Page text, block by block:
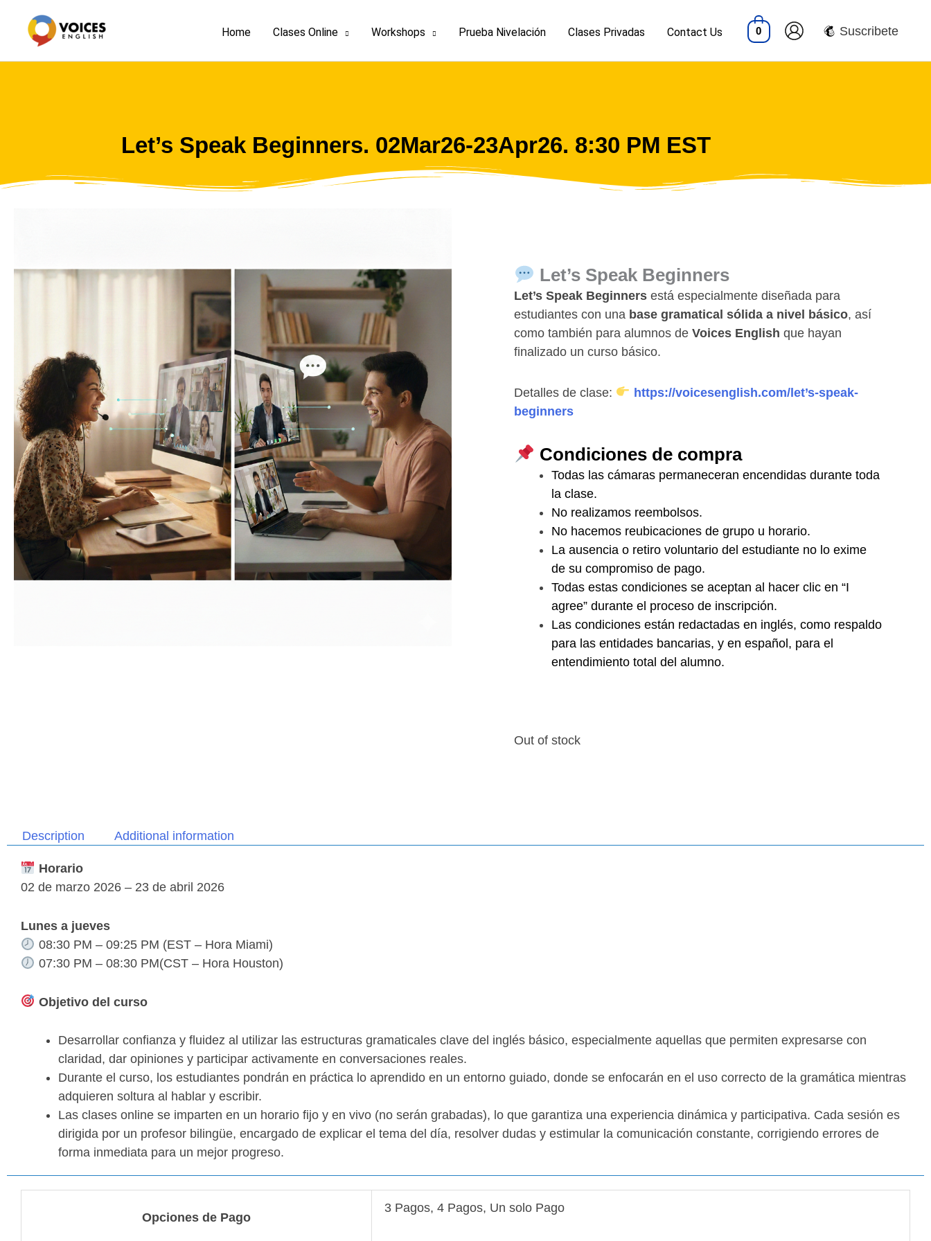
content
Home Clases Online Workshops Prueba Nivelación Clases Privadas Contact Us 0 Suscribete
Let’s Speak Beginners. 02Mar26-23Apr26. 8:30 PM EST
Let’s Speak Beginners
Let’s Speak Beginners está especialmente diseñada para
estudiantes con una base gramatical sólida a nivel básico, así
como también para alumnos de Voices English que hayan
finalizado un curso básico.
Detalles de clase:
https://voicesenglish.com/let’s-speak-
beginners
Condiciones de compra
Todas las cámaras permaneceran encendidas durante toda
la clase.
No realizamos reembolsos.
No hacemos reubicaciones de grupo u horario.
La ausencia o retiro voluntario del estudiante no lo exime
de su compromiso de pago.
Todas estas condiciones se aceptan al hacer clic en “I
agree” durante el proceso de inscripción.
Las condiciones están redactadas en inglés, como respaldo
para las entidades bancarias, y en español, para el
entendimiento total del alumno.
Out of stock
Description Additional information
Horario
02 de marzo 2026 – 23 de abril 2026
Lunes a jueves
08:30 PM – 09:25 PM (EST – Hora Miami)
07:30 PM – 08:30 PM(CST – Hora Houston)
Objetivo del curso
Desarrollar confianza y fluidez al utilizar las estructuras gramaticales clave del inglés básico, especialmente aquellas que permiten expresarse con
claridad, dar opiniones y participar activamente en conversaciones reales.
Durante el curso, los estudiantes pondrán en práctica lo aprendido en un entorno guiado, donde se enfocarán en el uso correcto de la gramática mientras
adquieren soltura al hablar y escribir.
Las clases online se imparten en un horario fijo y en vivo (no serán grabadas), lo que garantiza una experiencia dinámica y participativa. Cada sesión es
dirigida por un profesor bilingüe, encargado de explicar el tema del día, resolver dudas y estimular la comunicación constante, corrigiendo errores de
forma inmediata para un mejor progreso.
Opciones de Pago
3 Pagos, 4 Pagos, Un solo Pago